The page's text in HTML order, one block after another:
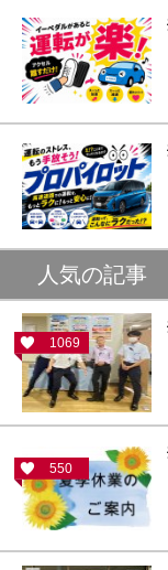
人気の記事
1069
550